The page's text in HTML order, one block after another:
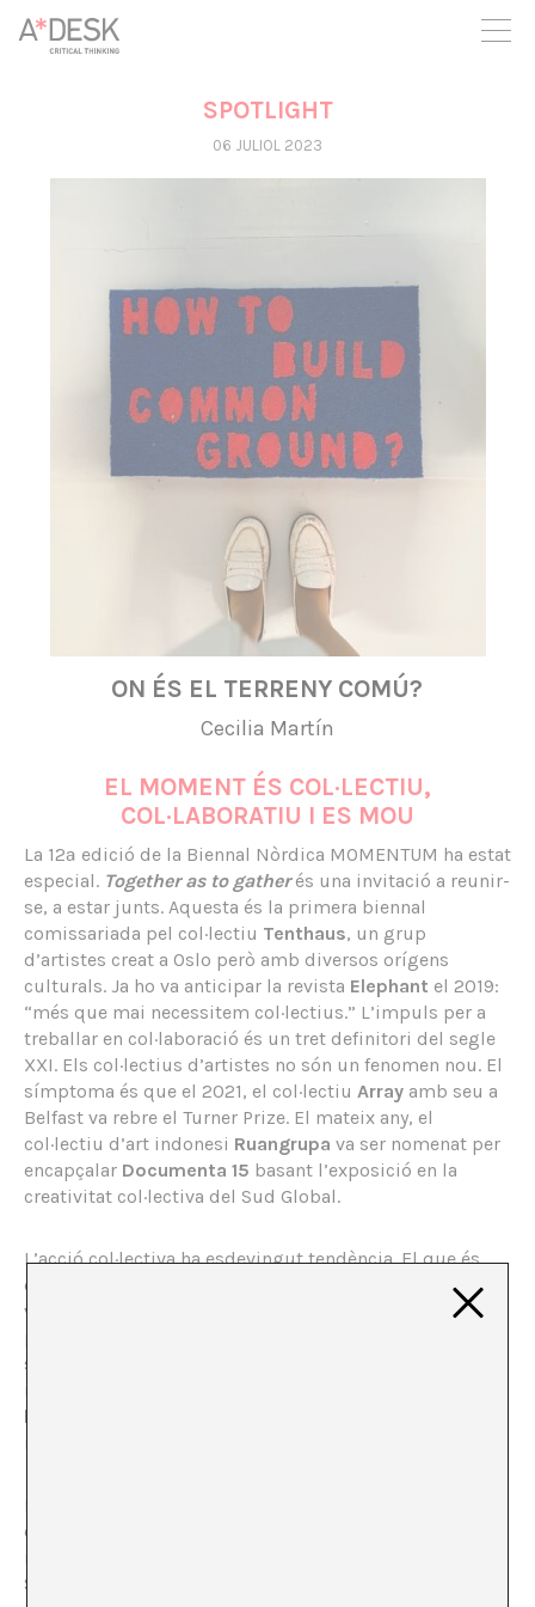
seguim necessitant-te per a poder seguir endavant. Ara pots
participar del projecte i recolzar-lo.
SPOTLIGHT
06 JULIOL 2023
ON ÉS EL TERRENY COMÚ?
Cecilia Martín
EL MOMENT ÉS COL·LECTIU,
COL·LABORATIU I ES MOU
La 12ª edició de la Biennal Nòrdica MOMENTUM ha estat
especial. Together as to gatherés una invitació a reunir-
se, a estar junts. Aquesta és la primera biennal
comissariada pel col·lectiu Tenthaus, un grup
d’artistes creat a Oslo però amb diversos orígens
culturals. Ja ho va anticipar la revista Elephant el 2019:
“més que mai necessitem col·lectius.” L’impuls per a
treballar en col·laboració és un tret definitori del segle
XXI. Els col·lectius d’artistes no són un fenomen nou. El
símptoma és que el 2021, el col·lectiu Array amb seu a
Belfast va rebre el Turner Prize. El mateix any, el
col·lectiu d’art indonesi Ruangrupa va ser nomenat per
encapçalar Documenta 15 basant l’exposició en la
creativitat col·lectiva del Sud Global.
L’acció col·lectiva ha esdevingut tendència. El que és
col·lectiu contraresta l’individualisme d’un món que
viu polaritzat. A més, les institucions estan sota pressió
per abordar el canvi social. La inclusió, accessibilitat,
sostenibilitat i ètica són conceptes incorporats a la
nova definició de museu aprovada el 2022 a Praga per
l’ICOM, Confederació Internacional de Museus
mobilització social ha estat institucionalitzada.
MOMENTUM 12 es presenta com el lloc on anar més
enllà de la divisió i explorar allò que sorgeix
intuïtivament en reunir persones, llocs i temps.
S’identifica amb altres “col·lectius de col·lectius” amb